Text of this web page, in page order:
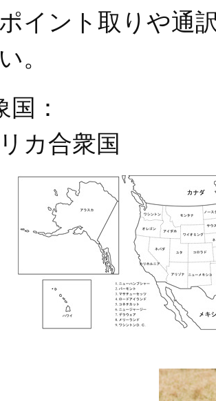
イント取りや通
。
国：
カ合衆国